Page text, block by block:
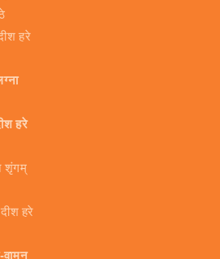
हरे
हरे
शृंगम्
हरे